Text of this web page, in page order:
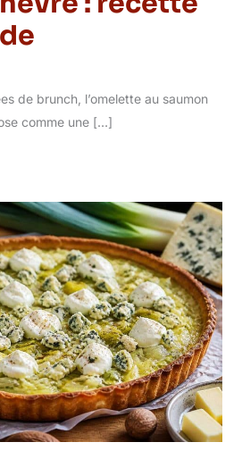
de brunch, l’omelette au saumon
comme une […]